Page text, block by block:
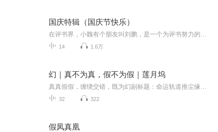
国庆特辑（国庆节快乐）
14 1.6万
幻｜真不为真，假不为假｜莲月坞
32 322
假凤真凰